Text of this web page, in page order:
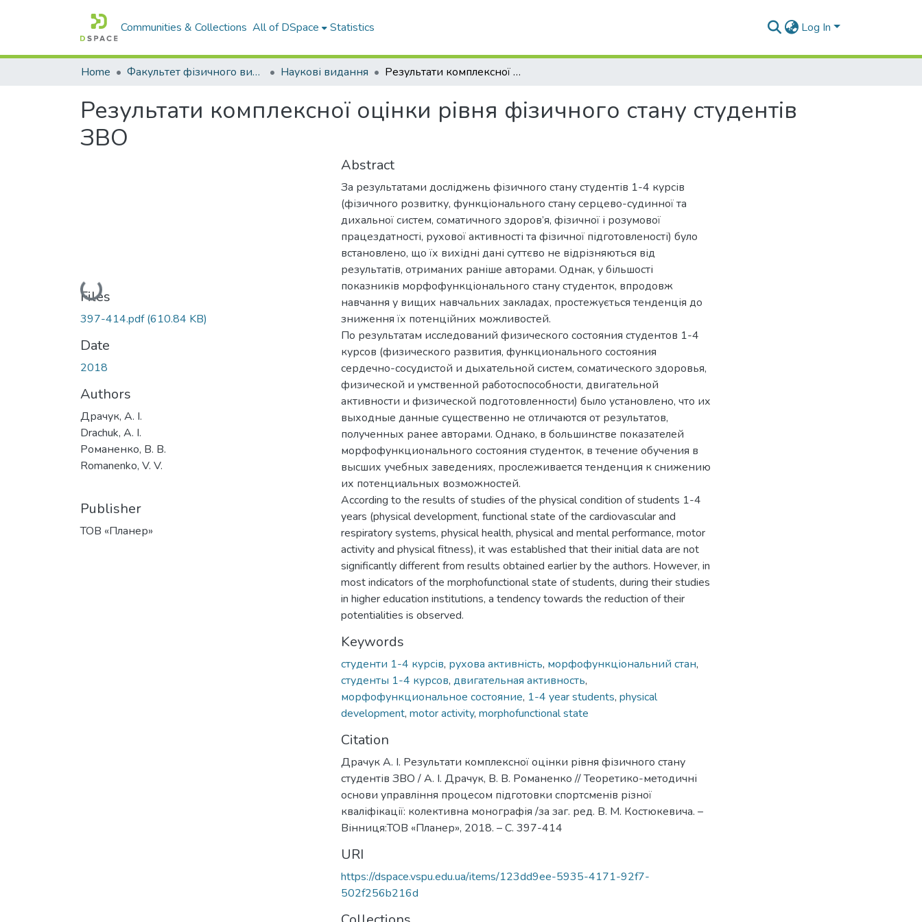
Communities & Collections All of DSpace Statistics Log In
Home Факультет фізичного виховання і спорту Наукові видання Результати комплексної оцінки рівня фізичного стану студентів ЗВО
Результати комплексної оцінки рівня фізичного стану студентів
ЗВО
Loading...
Files
397-414.pdf(610.84 KB)
Date
2018
Authors
Драчук, А. І.
Drachuk, A. I.
Романенко, В. В.
Romanenko, V. V.
Publisher
ТОВ «Планер»
Abstract
За результатами досліджень фізичного стану студентів 1-4 курсів
(фізичного розвитку, функціонального стану серцево-судинної та
дихальної систем, соматичного здоров’я, фізичної і розумової
працездатності, рухової активності та фізичної підготовленості) було
встановлено, що їх вихідні дані суттєво не відрізняються від
результатів, отриманих раніше авторами. Однак, у більшості
показників морфофункціонального стану студенток, впродовж
навчання у вищих навчальних закладах, простежується тенденція до
зниження їх потенційних можливостей.
По результатам исследований физического состояния студентов 1-4
курсов (физического развития, функционального состояния
сердечно-сосудистой и дыхательной систем, соматического здоровья,
физической и умственной работоспособности, двигательной
активности и физической подготовленности) было установлено, что их
выходные данные существенно не отличаются от результатов,
полученных ранее авторами. Однако, в большинстве показателей
морфофункционального состояния студенток, в течение обучения в
высших учебных заведениях, прослеживается тенденция к снижению
их потенциальных возможностей.
According to the results of studies of the physical condition of students 1-4
years (physical development, functional state of the cardiovascular and
respiratory systems, physical health, physical and mental performance, motor
activity and physical fitness), it was established that their initial data are not
significantly different from results obtained earlier by the authors. However, in
most indicators of the morphofunctional state of students, during their studies
in higher education institutions, a tendency towards the reduction of their
potentialities is observed.
Keywords
студенти 1-4 курсів, рухова активність, морфофункціональний стан,
студенты 1-4 курсов, двигательная активность,
морфофункциональное состояние, 1-4 year students, physical
development, motor activity, morphofunctional state
Citation
Драчук А. І. Результати комплексної оцінки рівня фізичного стану
студентів ЗВО / А. І. Драчук, В. В. Романенко // Теоретико-методичні
основи управління процесом підготовки спортсменів різної
кваліфікації: колективна монографія /за заг. ред. В. М. Костюкевича. –
Вінниця:ТОВ «Планер», 2018. – С. 397-414
URI
https://dspace.vspu.edu.ua/items/123dd9ee-5935-4171-92f7-
502f256b216d